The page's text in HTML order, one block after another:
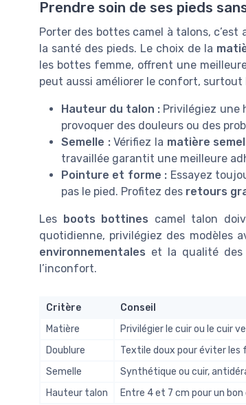
Prendre soin de ses pieds
Porter des bottes camel à talons,
la santé des pieds. Le choix de la
les bottes femme, offrent une
peut aussi améliorer le confort, surtout
Hauteur du talon : Privilégiez une
provoquer des douleurs ou des
Semelle :Vérifiez la matière
travaillée garantit une meilleure
Pointure et forme : Essayez
pas le pied. Profitez des retours
Les boots bottines camel talon
quotidienne, privilégiez des modèles
environnementales et la qualité des
l’inconfort.
Critère
Conseil
Matière
Privilégier le cuir ou le cuir
Doublure
Textile doux pour éviter
Semelle
Synthétique ou cuir,
Hauteur talon
Entre 4 et 7 cm pour un